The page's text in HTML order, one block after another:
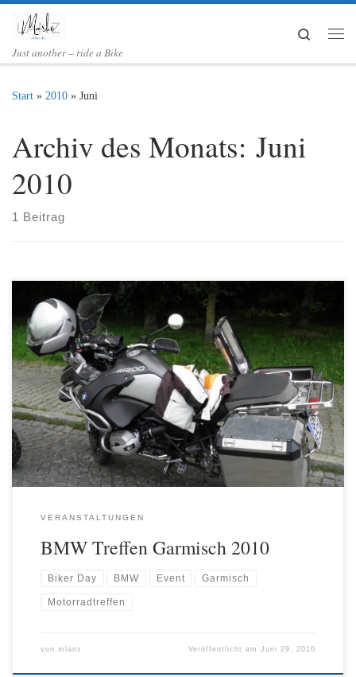
Zum Inhalt springen
Just another – ride a Bike
Search
Start » 2010 » Juni
Archiv des Monats: Juni
2010
1 Beitrag
In diesem Jahr fuhren wir mit einer Gruppe zum
deutschlandweitem Motorradtreffen. Für eine gemütliche Anfahrt
machten wir Zwischenstops und kehrten in einem Gasthaus ein.
Ein besonderes Highligth war der frisch gefangene Fisch in der
dort eigenen Aufsichtanlage. Hier noch einige Bilder vom
gesamten Event!
VERANSTALTUNGEN
BMW Treffen Garmisch 2010
Biker Day BMW Event Garmisch
Motorradtreffen
von mlanz Veröffentlicht amJuni 29, 2010